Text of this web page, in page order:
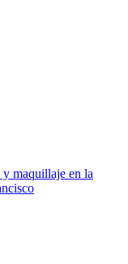
y maquillaje en la